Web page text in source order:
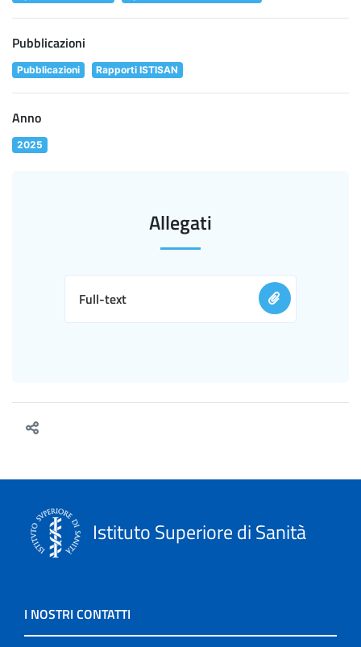
Pubblicazioni
Pubblicazioni Rapporti ISTISAN
Anno
2025
Allegati
Full-text
Istituto Superiore di Sanità
I NOSTRI CONTATTI